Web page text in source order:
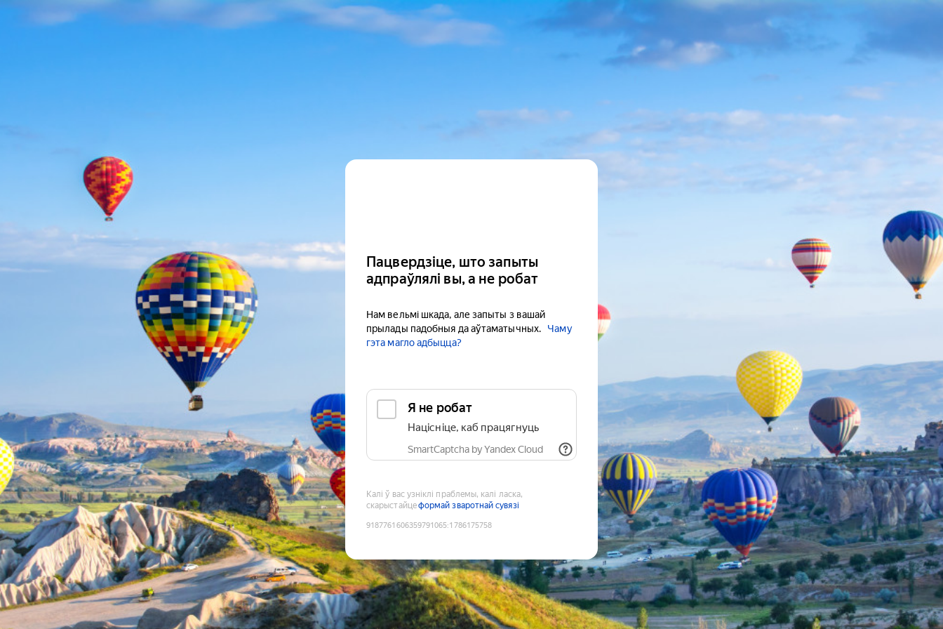
Пацвердзіце, што запыты
адпраўлялі вы, а не робат
Нам вельмі шкада, але запыты з вашай
прылады падобныя да аўтаматычных.
Чаму
гэта магло адбыцца?
Я не робат
Націсніце, каб працягнуць
SmartCaptcha by Yandex Cloud
Калі ў вас узніклі праблемы, калі ласка,
скарыстайцеформай зваротнай сувязі
9187761606359791065:1786175758